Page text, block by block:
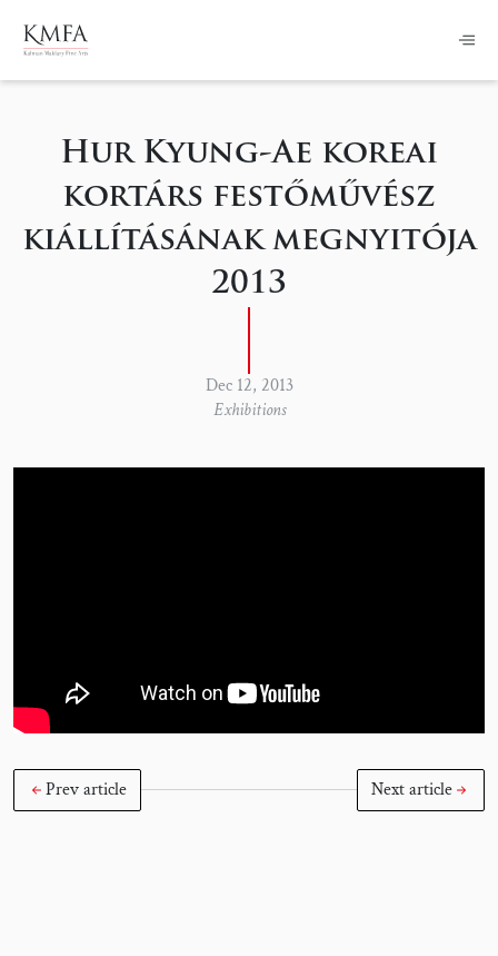
Hur Kyung-Ae koreai
kortárs festőművész
kiállításának megnyitója
2013
Dec 12, 2013
Exhibitions
Prev article Next article